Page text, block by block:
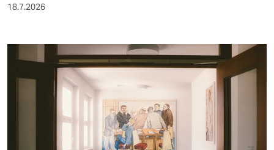
18.7.2026